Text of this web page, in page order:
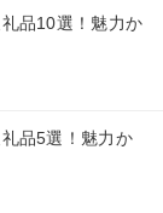
品10選！魅力か
品5選！魅力か